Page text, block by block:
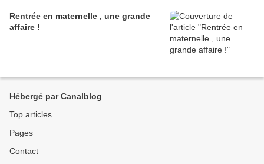
Rentrée en maternelle , une grande
affaire !
Hébergé par Canalblog
Top articles
Pages
Contact